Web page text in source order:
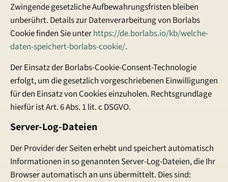
Zwingende gesetzliche Aufbewahrungsfristen bleiben
unberührt. Details zur Datenverarbeitung von Borlabs
Cookie finden Sie unterhttps://de.borlabs.io/kb/welche-
daten-speichert-borlabs-cookie/.
Der Einsatz der Borlabs-Cookie-Consent-Technologie
erfolgt, um die gesetzlich vorgeschriebenen Einwilligungen
für den Einsatz von Cookies einzuholen. Rechtsgrundlage
hierfür ist Art. 6 Abs. 1 lit. c DSGVO.
Server-Log-Dateien
Der Provider der Seiten erhebt und speichert automatisch
Informationen in so genannten Server-Log-Dateien, die Ihr
Browser automatisch an uns übermittelt. Dies sind: